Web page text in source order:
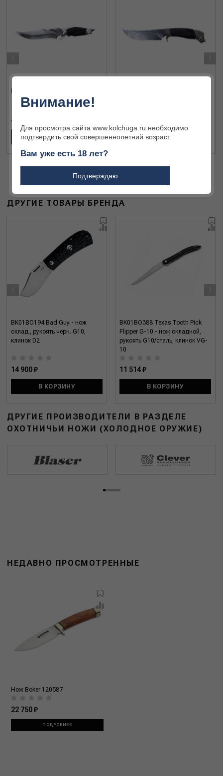
49 776 ₽
ПОДРОБНЕЕ ПОДРОБНЕЕ
‹ ›
ДРУГИЕ ТОВАРЫ БРЕНДА
BK01BO194 Bad Guy - нож
склад., рукоять черн. G10,
клинок D2
14 900 ₽
В КОРЗИНУ
BK01BO388 Texas Tooth Pick
Flipper G-10 - нож складной,
рукоять G10/сталь, клинок VG-
10
11 514 ₽
В КОРЗИНУ
‹ ›
ДРУГИЕ ПРОИЗВОДИТЕЛИ В РАЗДЕЛЕ
ОХОТНИЧЬИ НОЖИ (ХОЛОДНОЕ ОРУЖИЕ)
НЕДАВНО ПРОСМОТРЕННЫЕ
Нож Boker 120587
22 750 ₽
ПОДРОБНЕЕ
Внимание!
Для просмотра сайта www.kolchuga.ru необходимо
подтвердить свой совершеннолетний возраст.
Вам уже есть 18 лет?
Подтверждаю